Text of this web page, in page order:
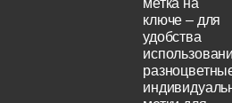
метка на
ключе – для
удобства